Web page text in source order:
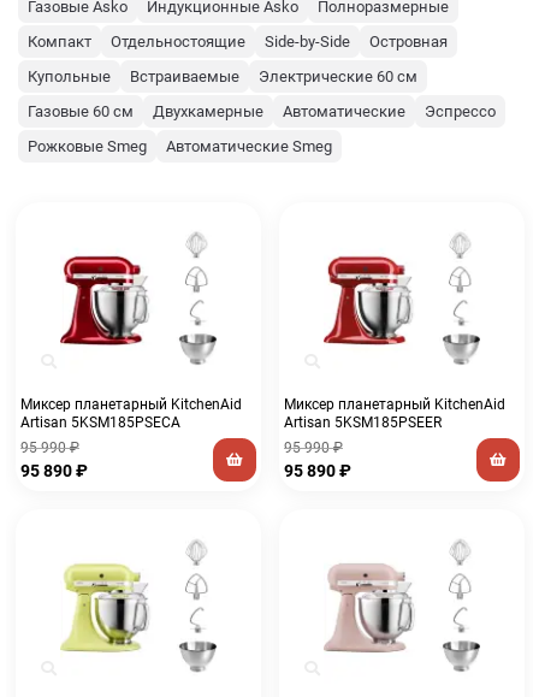
Газовые Asko Индукционные Asko
Полноразмерные
Компакт
Отдельностоящие Side-by-Side
Островная
Купольные
Встраиваемые
Электрические 60 см
Газовые 60 см
Двухкамерные Автоматические
Эспрессо
Рожковые Smeg
Автоматические Smeg
Миксер планетарный KitchenAid
Artisan 5KSM185PSECA
95 990₽
95 890₽
Миксер планетарный KitchenAid
Artisan 5KSM185PSEER
95 990₽
95 890₽